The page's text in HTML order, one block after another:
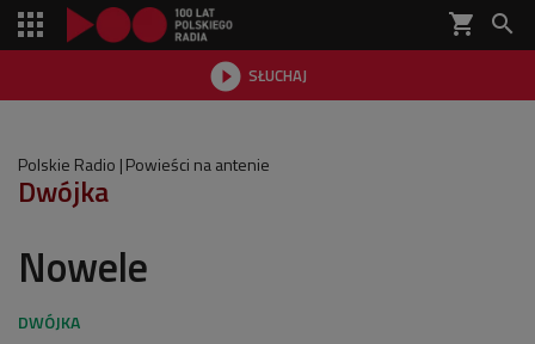
shopping_cart 
 SŁUCHAJ

Polskie Radio Powieści na antenie
Dwójka
Nowele